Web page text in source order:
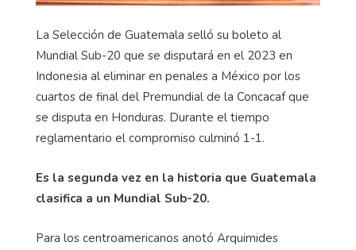
La Selección de Guatemala selló su boleto al
Mundial Sub-20 que se disputará en el 2023 en
Indonesia al eliminar en penales a México por los
cuartos de final del Premundial de la Concacaf que
se disputa en Honduras. Durante el tiempo
reglamentario el compromiso culminó 1-1.
Es la segunda vez en la historia que Guatemala
clasifica a un Mundial Sub-20.
Para los centroamericanos anotó Arquimides